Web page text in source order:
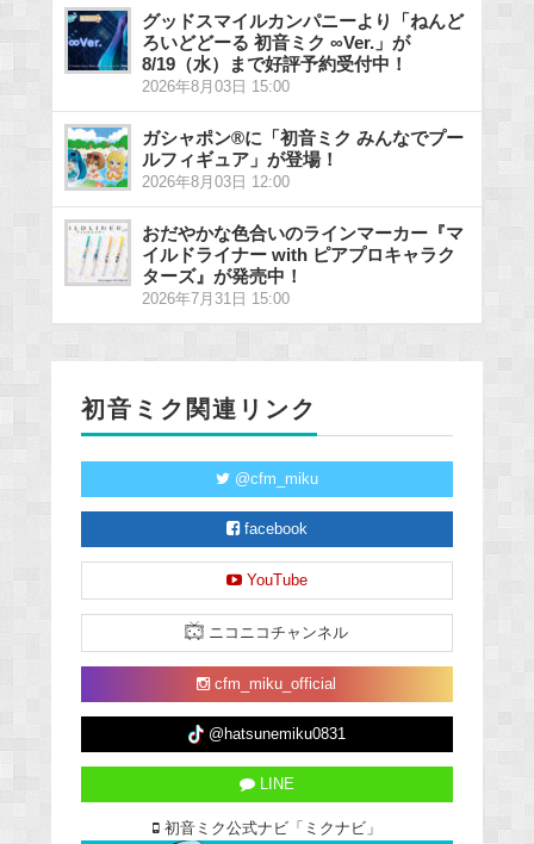
グッドスマイルカンパニーより「ねんど
ろいどどーる 初音ミク ∞Ver.」が
8/19（水）まで好評予約受付中！
2026年8月03日 15:00
ガシャポン®に「初音ミク みんなでプー
ルフィギュア」が登場！
2026年8月03日 12:00
おだやかな色合いのラインマーカー『マ
イルドライナー with ピアプロキャラク
ターズ』が発売中！
2026年7月31日 15:00
初音ミク関連リンク
@cfm_miku
facebook
YouTube
ニコニコチャンネル
cfm_miku_official
@hatsunemiku0831
LINE
初音ミク公式ナビ「ミクナビ」